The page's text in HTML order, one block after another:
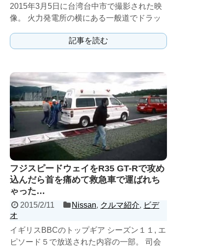
2015年3月5日に台湾台中市で撮影された映
像。 火力発電所の横にある一般道でドラッ
記事を読む
フジスピードウェイをR35 GT-Rで攻め
込んだら首を痛めて救急車で運ばれち
ゃった…
2015/2/11 Nissan, クルマ紹介, ビデ
オ
イギリスBBCのトップギア シーズン１１, エ
ピソード５で放送された内容の一部。 司会